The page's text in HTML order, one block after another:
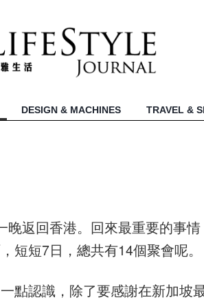
DESIGN & MACHINES TRAVEL &
晚返回香港。回來最重要的事情
短短7日，總共有14個聚會呢。
點認識，除了要感謝在新加坡